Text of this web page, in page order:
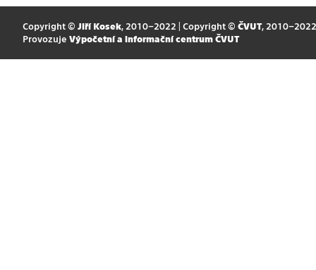
Copyright © Jiří Kosek, 2010–2022 | Copyright © ČVUT, 2010–2022
Provozuje Výpočetní a informační centrum ČVUT